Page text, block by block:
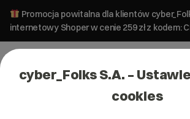
Promocja powitalna dla klientów
internetowy Shoper w cenie 259 zł z kodem:
cyber_Folks S.A. –
cookies